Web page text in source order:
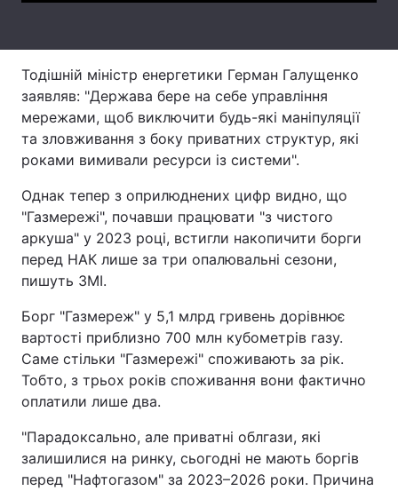
Тема оформлення
Тодішній міністр енергетики Герман Галущенко
заявляв: "Держава бере на себе управління
мережами, щоб виключити будь-які маніпуляції
та зловживання з боку приватних структур, які
роками вимивали ресурси із системи".
Однак тепер з оприлюднених цифр видно, що
"Газмережі", почавши працювати "з чистого
аркуша" у 2023 році, встигли накопичити борги
перед НАК лише за три опалювальні сезони,
пишуть ЗМІ.
Борг "Газмереж" у 5,1 млрд гривень дорівнює
вартості приблизно 700 млн кубометрів газу.
Саме стільки "Газмережі" споживають за рік.
Тобто, з трьох років споживання вони фактично
оплатили лише два.
"Парадоксально, але приватні облгази, які
залишилися на ринку, сьогодні не мають боргів
перед "Нафтогазом" за 2023–2026 роки. Причина